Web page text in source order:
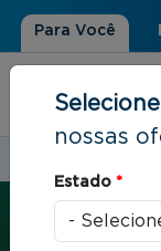
Para Você
VocêEstratégia e
nossas
Estado *